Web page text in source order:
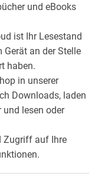
und eBooks
ist Ihr Lesestand
an der Stelle
haben.
in unserer
Downloads, laden
und lesen oder
Zugriff auf Ihre